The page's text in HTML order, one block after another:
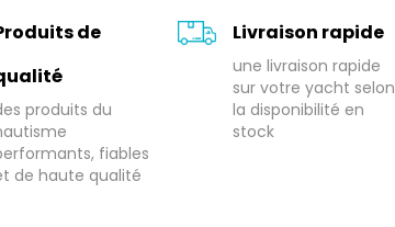
de
produits du
fiables
de haute qualité
Livraison rapide
une livraison rapide
sur votre yacht selon
la disponibilité en
stock